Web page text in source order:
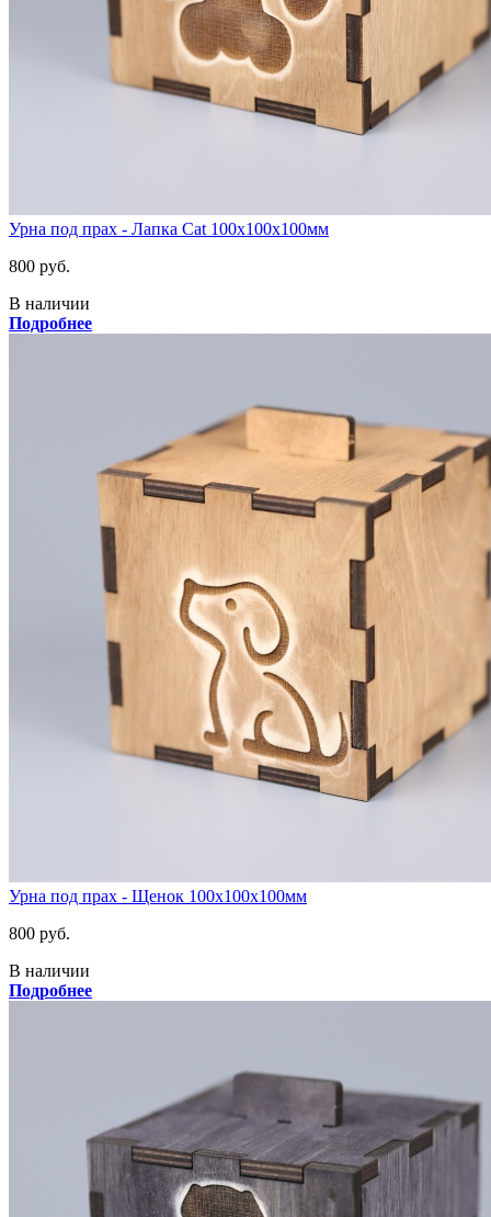
Урна под прах - Лапка Cat 100х100х100мм
800 руб.
В наличии
Подробнее
Урна под прах - Щенок 100х100х100мм
800 руб.
В наличии
Подробнее